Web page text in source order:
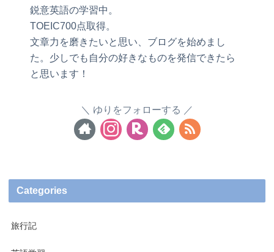
鋭意英語の学習中。
TOEIC700点取得。
文章力を磨きたいと思い、ブログを始めまし
た。少しでも自分の好きなものを発信できたら
と思います！
ゆりをフォローする
Categories
旅行記